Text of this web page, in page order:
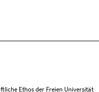
Ethos der Freien Universität